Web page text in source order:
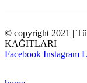
© copyright 2021 |
KAĞITLARI
Facebook Instagram